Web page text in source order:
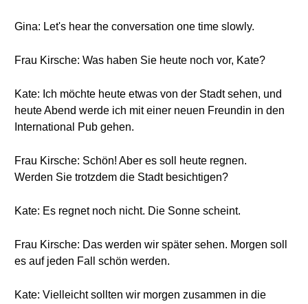
Gina: Let's hear the conversation one time slowly.
Frau Kirsche: Was haben Sie heute noch vor, Kate?
Kate: Ich möchte heute etwas von der Stadt sehen, und
heute Abend werde ich mit einer neuen Freundin in den
International Pub gehen.
Frau Kirsche: Schön! Aber es soll heute regnen.
Werden Sie trotzdem die Stadt besichtigen?
Kate: Es regnet noch nicht. Die Sonne scheint.
Frau Kirsche: Das werden wir später sehen. Morgen soll
es auf jeden Fall schön werden.
Kate: Vielleicht sollten wir morgen zusammen in die